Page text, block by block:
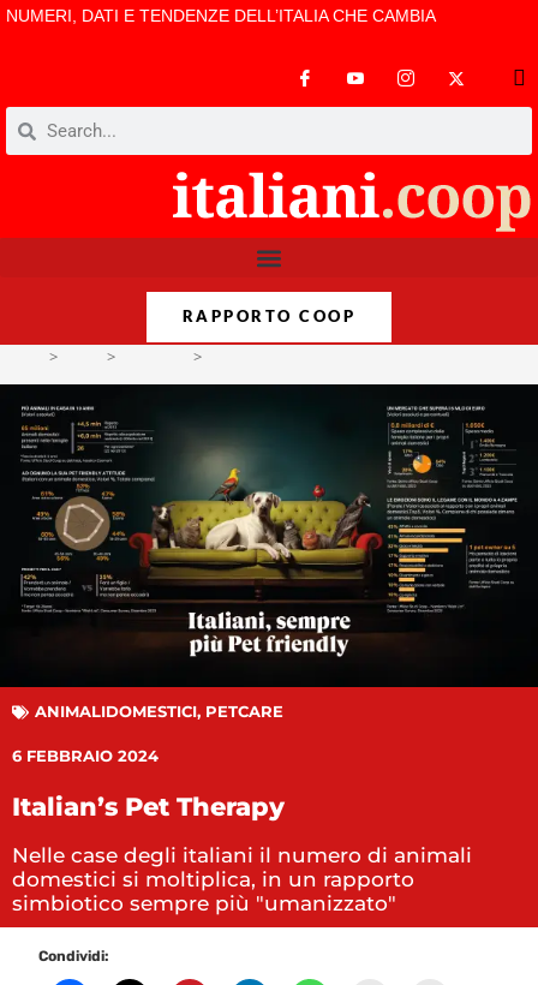
NUMERI, DATI E TENDENZE DELL’ITALIA CHE CAMBIA
RAPPORTO COOP
> > >
ANIMALIDOMESTICI, PETCARE
6 FEBBRAIO 2024
Italian’s Pet Therapy
Nelle case degli italiani il numero di animali
domestici si moltiplica, in un rapporto
simbiotico sempre più "umanizzato"
Condividi: